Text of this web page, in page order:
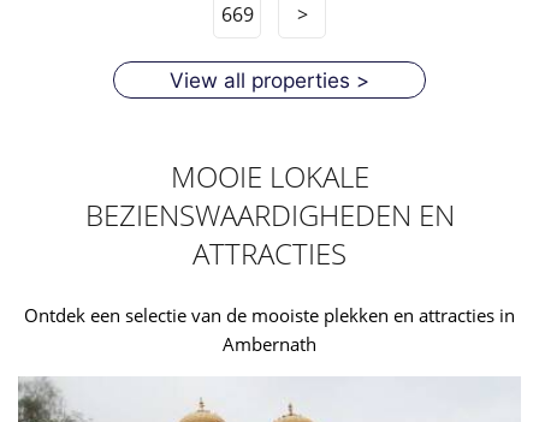
669
>
View all properties >
MOOIE LOKALE
BEZIENSWAARDIGHEDEN EN
ATTRACTIES
Ontdek een selectie van de mooiste plekken en attracties in
Ambernath